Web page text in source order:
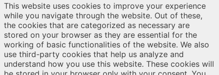
This website uses cookies to improve your experience
while you navigate through the website. Out of these,
the cookies that are categorized as necessary are
stored on your browser as they are essential for the
working of basic functionalities of the website. We also
use third-party cookies that help us analyze and
understand how you use this website. These cookies will